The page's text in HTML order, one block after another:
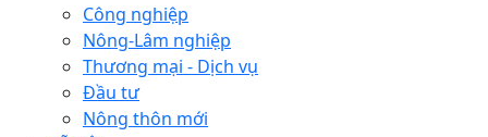
Công nghiệp
Nông-Lâm nghiệp
Thương mại - Dịch vụ
Đầu tư
Nông thôn mới